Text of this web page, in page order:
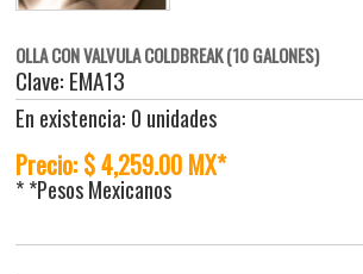
OLLA CON VALVULA COLDBREAK (10 GALONES)
Clave: EMA13
En existencia: 0 unidades
Precio: $ 4,259.00 MX*
* *Pesos Mexicanos